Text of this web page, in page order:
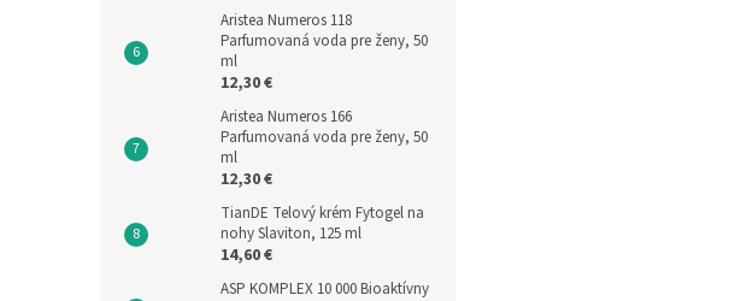
Aristea Numeros 118
Parfumovaná voda pre ženy, 50
ml
12,30 €
Aristea Numeros 166
Parfumovaná voda pre ženy, 50
ml
12,30 €
TianDE Telový krém Fytogel na
nohy Slaviton, 125 ml
14,60 €
ASP KOMPLEX 10 000 Bioaktívny